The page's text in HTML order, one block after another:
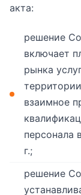
акта:
решение
включает
рынка
взаимное
персонала
г.;
решение